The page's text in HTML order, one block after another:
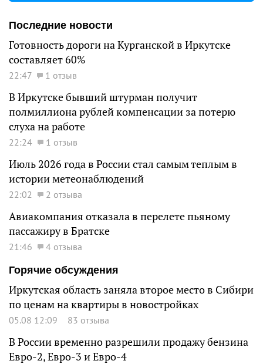
Последние новости
Готовность дороги на Курганской в Иркутске
составляет 60%
22:47 1 отзыв
В Иркутске бывший штурман получит
полмиллиона рублей компенсации за потерю
слуха на работе
22:24 1 отзыв
Июль 2026 года в России стал самым теплым в
истории метеонаблюдений
22:02 2 отзыва
Авиакомпания отказала в перелете пьяному
пассажиру в Братске
21:46
4 отзыва
Горячие обсуждения
Иркутская область заняла второе место в Сибири
по ценам на квартиры в новостройках
05.08 12:09 83 отзыва
В России временно разрешили продажу бензина
Евро-2, Евро-3 и Евро-4